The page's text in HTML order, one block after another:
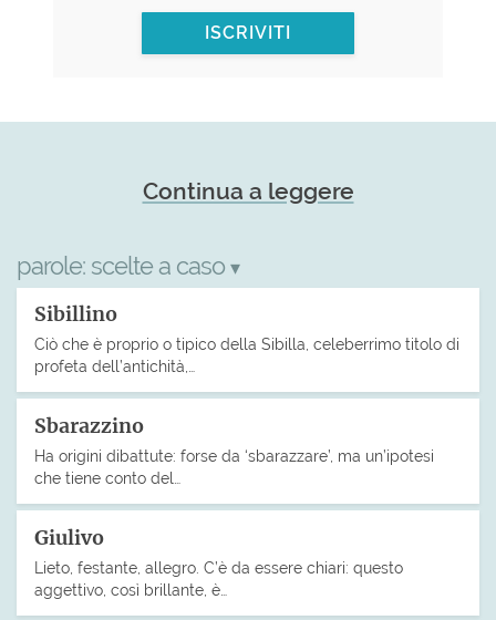
ISCRIVITI
Continua a leggere
parole: scelte a caso ▾
Sibillino
Ciò che è proprio o tipico della Sibilla, celeberrimo titolo di
profeta dell’antichità,…
Sbarazzino
Ha origini dibattute: forse da ‘sbarazzare’, ma un’ipotesi
che tiene conto del…
Giulivo
Lieto, festante, allegro. C’è da essere chiari: questo
aggettivo, così brillante, è…